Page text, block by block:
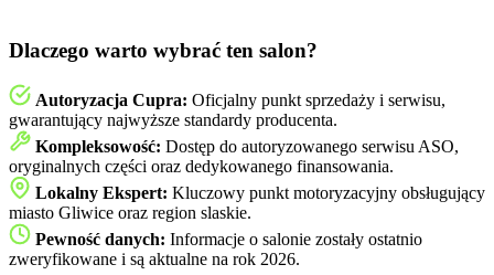
Dlaczego warto wybrać ten salon?
Autoryzacja Cupra: Oficjalny punkt sprzedaży i serwisu,
gwarantujący najwyższe standardy producenta.
Kompleksowość: Dostęp do autoryzowanego serwisu ASO,
oryginalnych części oraz dedykowanego finansowania.
Lokalny Ekspert: Kluczowy punkt motoryzacyjny obsługujący
miasto Gliwice oraz region slaskie.
Pewność danych: Informacje o salonie zostały ostatnio
zweryfikowane i są aktualne na rok 2026.